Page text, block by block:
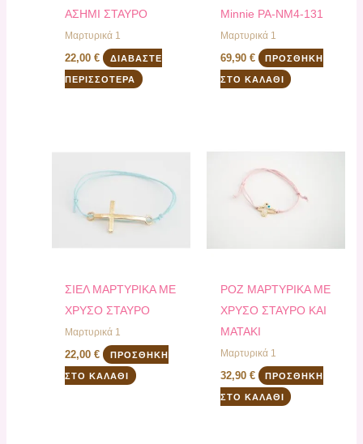
ΑΣΗΜΙ ΣΤΑΥΡΟ
Μαρτυρικά 1
22,00€ ΔΙΑΒΆΣΤΕ
ΠΕΡΙΣΣΌΤΕΡΑ
Minnie PA-ΝΜ4-131
Μαρτυρικά 1
69,90 € ΠΡΟΣΘΉΚΗ
ΣΤΟ ΚΑΛΆΘΙ
ΣΙΕΛ ΜΑΡΤΥΡΙΚΑ ΜΕ
ΧΡΥΣΟ ΣΤΑΥΡΟ
Μαρτυρικά 1
22,00€ ΠΡΟΣΘΉΚΗ
ΣΤΟ ΚΑΛΆΘΙ
ΡΟΖ ΜΑΡΤΥΡΙΚΑ ΜΕ
ΧΡΥΣΟ ΣΤΑΥΡΟ ΚΑΙ
ΜΑΤΑΚΙ
Μαρτυρικά 1
32,90 € ΠΡΟΣΘΉΚΗ
ΣΤΟ ΚΑΛΆΘΙ